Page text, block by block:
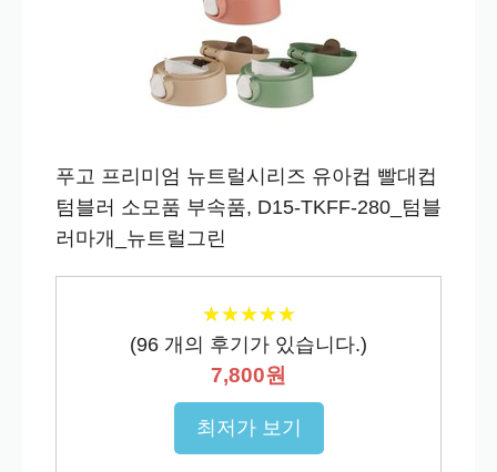
푸고 프리미엄 뉴트럴시리즈 유아컵 빨대컵
텀블러 소모품 부속품, D15-TKFF-280_텀블
러마개_뉴트럴그린
★★★★★
★★★★★
(96 개의 후기가 있습니다.)
7,800원
최저가 보기